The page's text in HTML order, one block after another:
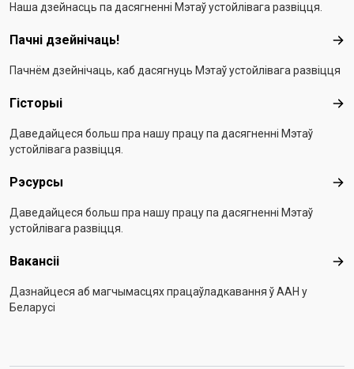
Наша дзейнасць па дасягненні Мэтаў устойлівага развіцця.
Пачні дзейнічаць!
Пачнём дзейнічаць, каб дасягнуць Мэтаў устойлівага развіцця
Гісторыі
Даведайцеся больш пра нашу працу па дасягненні Мэтаў
устойлівага развіцця.
Рэсурсы
Даведайцеся больш пра нашу працу па дасягненні Мэтаў
устойлівага развіцця.
Вакансіі
Дазнайцеся аб магчымасцях працаўладкавання ў ААН у
Беларусі